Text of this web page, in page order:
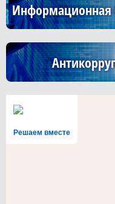
Информационная
Решаем вместе